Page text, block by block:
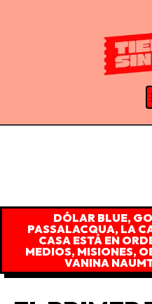
DÓLAR BLUE,
PASSALACQUA, LA
CASA ESTÁ EN
MEDIOS, MISIONES,
VANINA